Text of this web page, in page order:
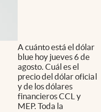
A cuánto está el dólar
blue hoy jueves 6 de
agosto. Cuál es el
precio del dólar oficial
y de los dólares
financieros CCL y
MEP. Toda la